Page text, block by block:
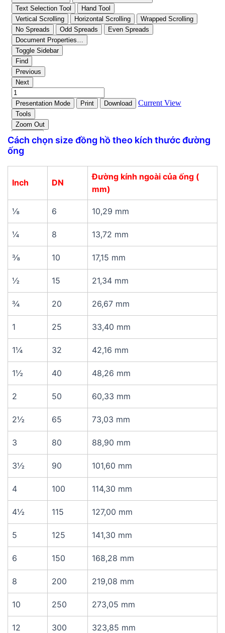
Cách chọn size đồng hồ theo kích thước đường
ống
Inch DN
Đường kính ngoài của ống (
mm)
⅛ 6 10,29 mm
¼ 8 13,72 mm
⅜ 10 17,15 mm
½ 15 21,34 mm
¾ 20 26,67 mm
1 25 33,40 mm
1¼ 32 42,16 mm
1½ 40 48,26 mm
2 50 60,33 mm
2½ 65 73,03 mm
3 80 88,90 mm
3½ 90 101,60 mm
4 100 114,30 mm
4½ 115 127,00 mm
5 125 141,30 mm
6 150 168,28 mm
8 200 219,08 mm
10 250 273,05 mm
12 300 323,85 mm